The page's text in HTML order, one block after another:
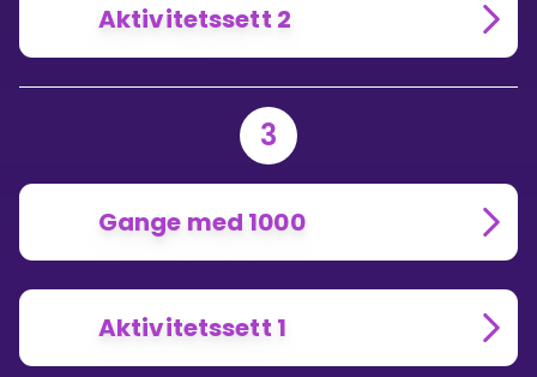
Aktivitetssett 2
3
Gange med 1000
Aktivitetssett 1